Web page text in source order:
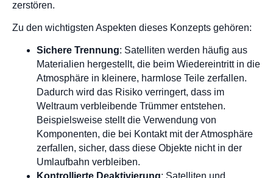
zerstören.
Zu den wichtigsten Aspekten dieses Konzepts gehören:
Sichere Trennung: Satelliten werden häufig aus
Materialien hergestellt, die beim Wiedereintritt in die
Atmosphäre in kleinere, harmlose Teile zerfallen.
Dadurch wird das Risiko verringert, dass im
Weltraum verbleibende Trümmer entstehen.
Beispielsweise stellt die Verwendung von
Komponenten, die bei Kontakt mit der Atmosphäre
zerfallen, sicher, dass diese Objekte nicht in der
Umlaufbahn verbleiben.